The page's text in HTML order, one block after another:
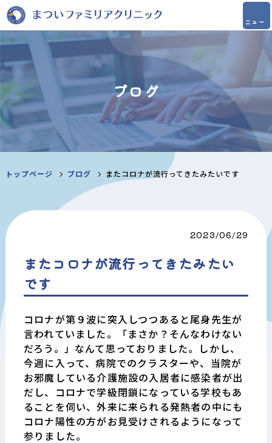
ブログ
トップページ ブログ またコロナが流行ってきたみたいです
2023/06/29
またコロナが流行ってきたみたい
です
コロナが第９波に突入しつつあると尾身先生が
言われていました。「まさか？そんなわけない
だろう。」なんて思っておりました。しかし、
今週に入って、病院でのクラスターや、当院が
お邪魔している介護施設の入居者に感染者が出
だし、コロナで学級閉鎖になっている学校もあ
ることを伺い、外来に来られる発熱者の中にも
コロナ陽性の方がお見受けされるようになって
参りました。